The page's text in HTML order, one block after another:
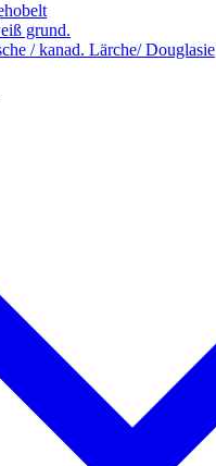
grund.
/ kanad. Lärche/ Douglasie